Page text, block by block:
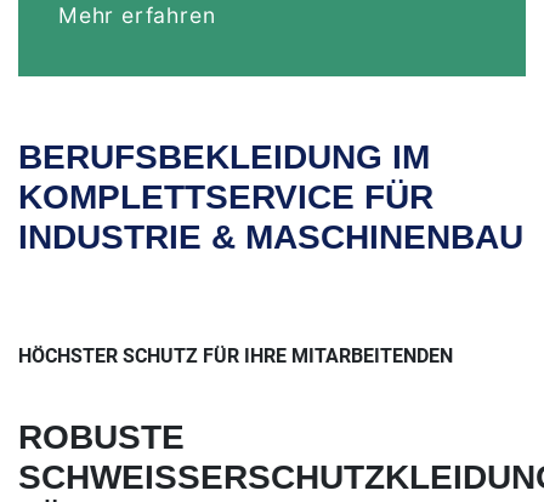
Mehr erfahren
BERUFSBEKLEIDUNG IM
KOMPLETTSERVICE FÜR
INDUSTRIE & MASCHINENBAU
HÖCHSTER SCHUTZ FÜR IHRE MITARBEITENDEN
ROBUSTE
SCHWEISSERSCHUTZKLEIDUNG